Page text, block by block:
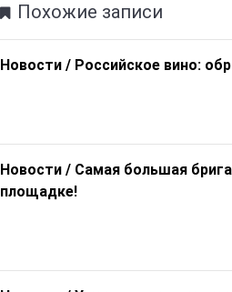
Похожие записи
Новости / Российское вино:
Новости / Самая большая
площадке!